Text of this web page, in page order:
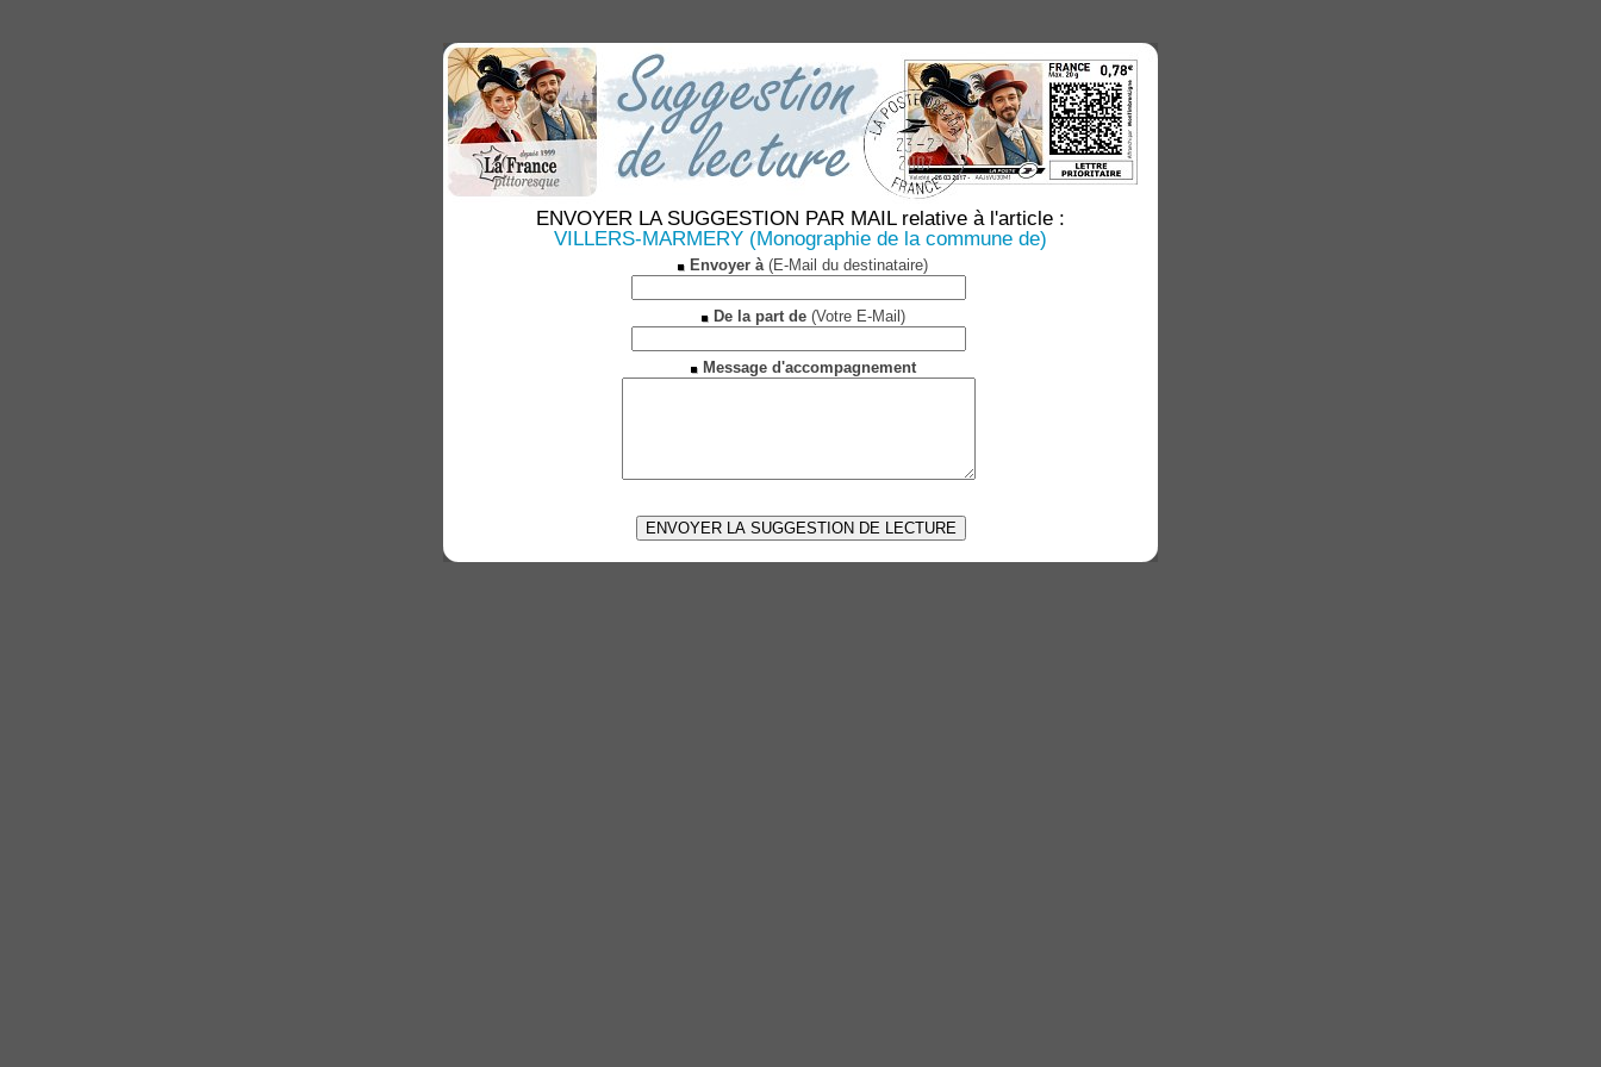
ENVOYER LA SUGGESTION PAR MAIL relative à l'article :
VILLERS-MARMERY (Monographie de la commune de)
Envoyer à(E-Mail du destinataire)
De la part de(Votre E-Mail)
Message d'accompagnement